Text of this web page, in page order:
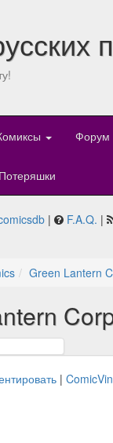
Форум
Потеряшки
| F.A.Q. |
Green Lantern
|